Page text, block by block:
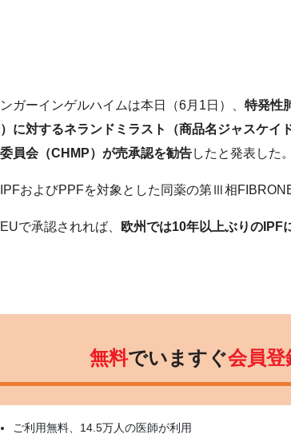
ガーインゲルハイムは本日（6月1日）、 特発性
に対するネランドミラスト（商品名ジャスケイド
員会（CHMP）が売承認を勧告したと発表した。
およびPPFを対象とした同薬の第Ⅲ相
で承認されれば、 欧州では10年以上ぶりのIPF
無料でいますぐ会員登
ご利用無料、14.5万人の医師が利用